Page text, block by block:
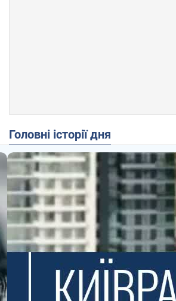
Головні історії дня